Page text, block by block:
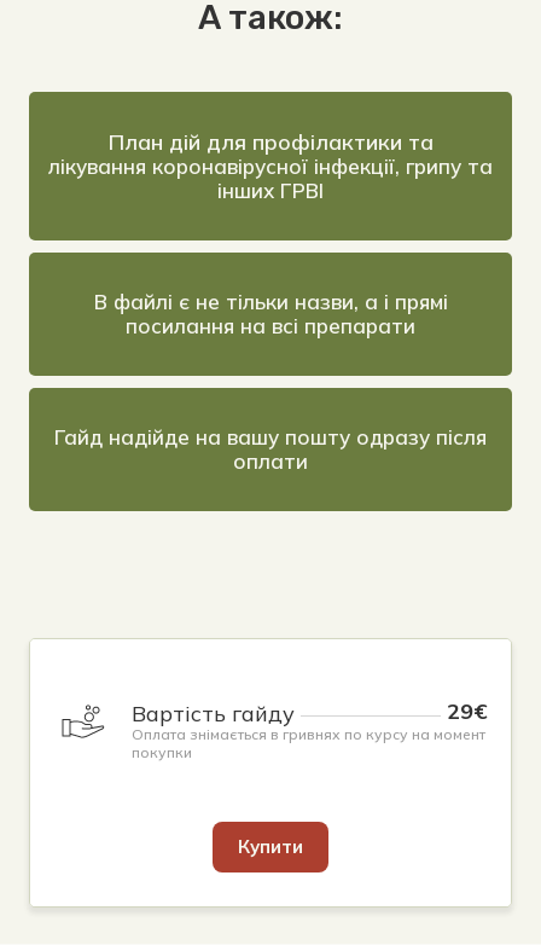
А також:
План дій для профілактики та
лікування коронавірусної інфекції, грипу та
інших ГРВІ
В файлі є не тільки назви, а і прямі
посилання на всі препарати
Гайд надійде на вашу пошту одразу після
оплати
Вартість гайду 29€
Оплата знімається в гривнях по курсу на момент
покупки
Купити